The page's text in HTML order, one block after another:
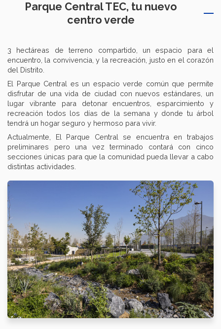
Parque Central TEC, tu nuevo
centro verde
3 hectáreas de terreno compartido, un espacio para el
encuentro, la convivencia, y la recreación, justo en el corazón
del Distrito.
El Parque Central es un espacio verde común que permite
disfrutar de una vida de ciudad con nuevos estándares, un
lugar vibrante para detonar encuentros, esparcimiento y
recreación todos los días de la semana y donde tu árbol
tendrá un hogar seguro y hermoso para vivir.
Actualmente, El Parque Central se encuentra en trabajos
preliminares pero una vez terminado contará con cinco
secciones únicas para que la comunidad pueda llevar a cabo
distintas actividades.